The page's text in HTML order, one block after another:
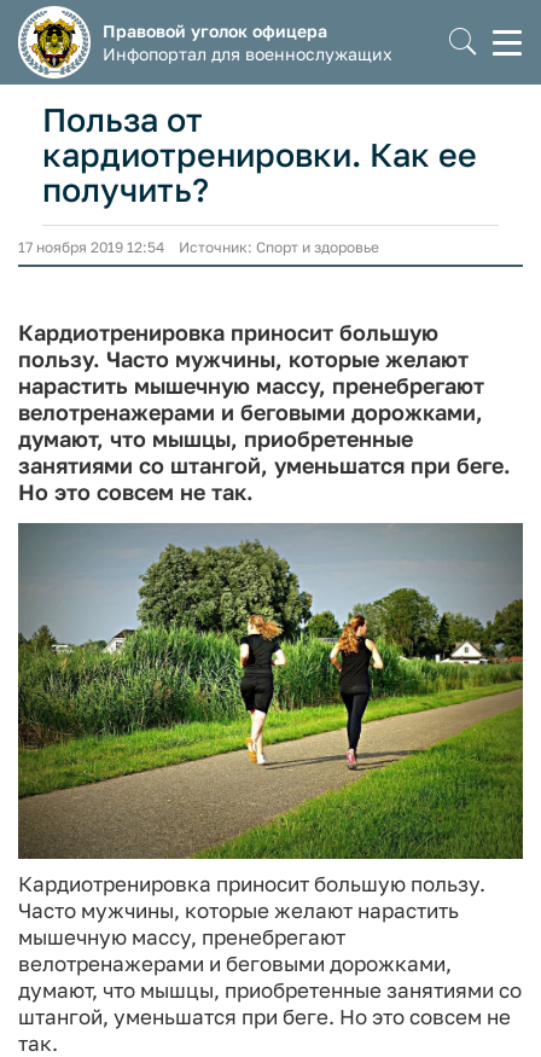
Правовой уголок офицера
Инфопортал для военнослужащих
Польза от
кардиотренировки. Как ее
получить?
17 ноября 2019 12:54 Источник: Спорт и здоровье
Кардиотренировка приносит большую
пользу. Часто мужчины, которые желают
нарастить мышечную массу, пренебрегают
велотренажерами и беговыми дорожками,
думают, что мышцы, приобретенные
занятиями со штангой, уменьшатся при беге.
Но это совсем не так.
Кардиотренировка приносит большую пользу.
Часто мужчины, которые желают нарастить
мышечную массу, пренебрегают
велотренажерами и беговыми дорожками,
думают, что мышцы, приобретенные занятиями со
штангой, уменьшатся при беге. Но это совсем не
так.